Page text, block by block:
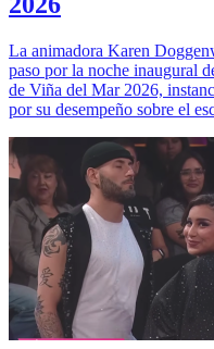
La animadora Karen
paso por la noche inaugural
de Viña del Mar 2026,
por su desempeño sobre el